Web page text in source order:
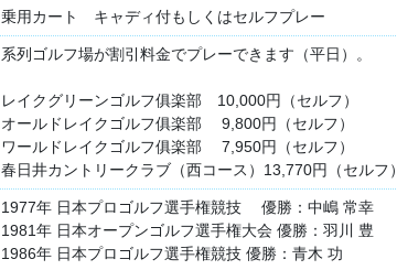
乗用カート キャディ付もしくはセルフプレー
系列ゴルフ場が割引料金でプレーできます（平日）。
レイクグリーンゴルフ俱楽部 10,000円（セルフ）
オールドレイクゴルフ俱楽部 9,800円（セルフ）
ワールドレイクゴルフ俱楽部 7,950円（セルフ）
春日井カントリークラブ（西コース）13,770円（セルフ）
1977年 日本プロゴルフ選手権競技 優勝：中嶋 常幸
1981年 日本オープンゴルフ選手権大会 優勝：羽川 豊
1986年 日本プロゴルフ選手権競技 優勝：青木 功